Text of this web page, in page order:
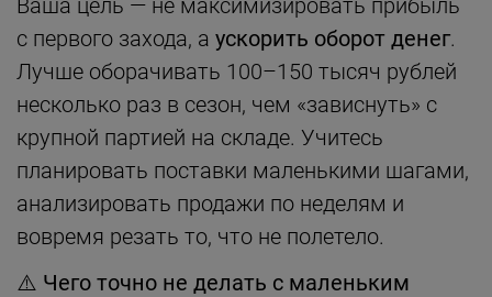
с первого захода, а ускорить оборот денег.
Лучше оборачивать 100–150 тысяч рублей
несколько раз в сезон, чем «зависнуть» с
крупной партией на складе. Учитесь
планировать поставки маленькими шагами,
анализировать продажи по неделям и
вовремя резать то, что не полетело.
⚠️ Чего точно не делать с маленьким